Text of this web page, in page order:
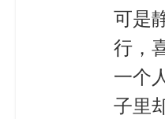
可是
行，
一个
子里